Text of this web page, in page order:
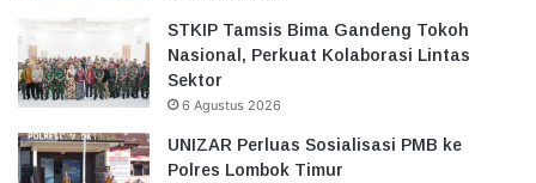
STKIP Tamsis Bima Gandeng Tokoh
Nasional, Perkuat Kolaborasi Lintas
Sektor
6 Agustus 2026
UNIZAR Perluas Sosialisasi PMB ke
Polres Lombok Timur